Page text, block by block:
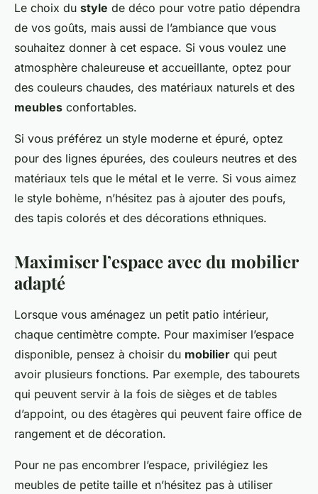
Le choix du style de déco pour votre patio dépendra
de vos goûts, mais aussi de l’ambiance que vous
souhaitez donner à cet espace. Si vous voulez une
atmosphère chaleureuse et accueillante, optez pour
des couleurs chaudes, des matériaux naturels et des
meubles confortables.
Si vous préférez un style moderne et épuré, optez
pour des lignes épurées, des couleurs neutres et des
matériaux tels que le métal et le verre. Si vous aimez
le style bohème, n’hésitez pas à ajouter des poufs,
des tapis colorés et des décorations ethniques.
Maximiser l’espace avec du mobilier
adapté
Lorsque vous aménagez un petit patio intérieur,
chaque centimètre compte. Pour maximiser l’espace
disponible, pensez à choisir du mobilier qui peut
avoir plusieurs fonctions. Par exemple, des tabourets
qui peuvent servir à la fois de sièges et de tables
d’appoint, ou des étagères qui peuvent faire office de
rangement et de décoration.
Pour ne pas encombrer l’espace, privilégiez les
meubles de petite taille et n’hésitez pas à utiliser